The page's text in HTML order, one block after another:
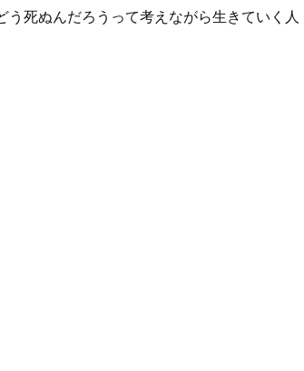
死ぬんだろうって考えながら生きていく人